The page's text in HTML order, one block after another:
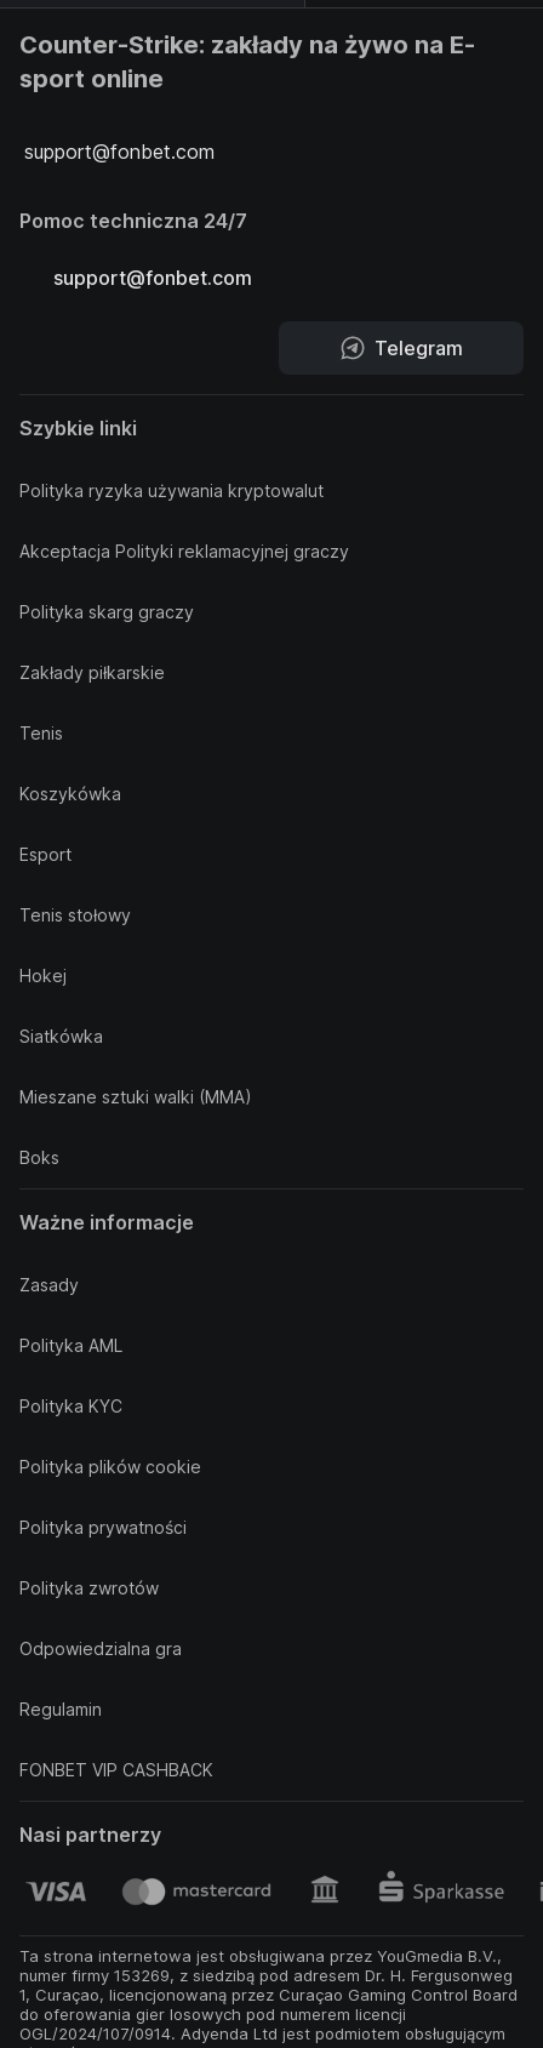
Counter-Strike: zakłady na żywo na E-
sport online
support@fonbet.com
Pomoc techniczna 24/7
support@fonbet.com
Telegram
Szybkie linki
Polityka ryzyka używania kryptowalut
Akceptacja Polityki reklamacyjnej graczy
Polityka skarg graczy
Zakłady piłkarskie
Tenis
Koszykówka
Esport
Tenis stołowy
Hokej
Siatkówka
Mieszane sztuki walki (MMA)
Boks
Ważne informacje
Zasady
Polityka AML
Polityka KYC
Polityka plików cookie
Polityka prywatności
Polityka zwrotów
Odpowiedzialna gra
Regulamin
FONBET VIP CASHBACK
Nasi partnerzy
Ta strona internetowa jest obsługiwana przez YouGmedia B.V.,
numer firmy 153269, z siedzibą pod adresem Dr. H. Fergusonweg
1, Curaçao, licencjonowaną przez Curaçao Gaming Control Board
do oferowania gier losowych pod numerem licencji
OGL/2024/107/0914. Adyenda Ltd jest podmiotem obsługującym